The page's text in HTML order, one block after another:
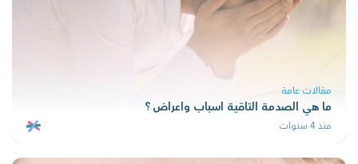
مقالات عامة
ما هي الصدمة التاقية اسباب واعراض ؟
منذ 4 سنوات